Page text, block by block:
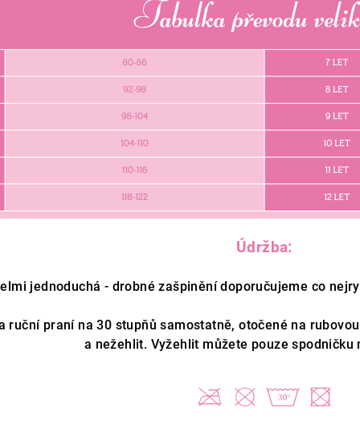
Údržba:
jednoduchá - drobné zašpinění doporučujeme co
ruční praní na 30 stupňů samostatně, otočené na
a nežehlit. Vyžehlit můžete pouze spodničku